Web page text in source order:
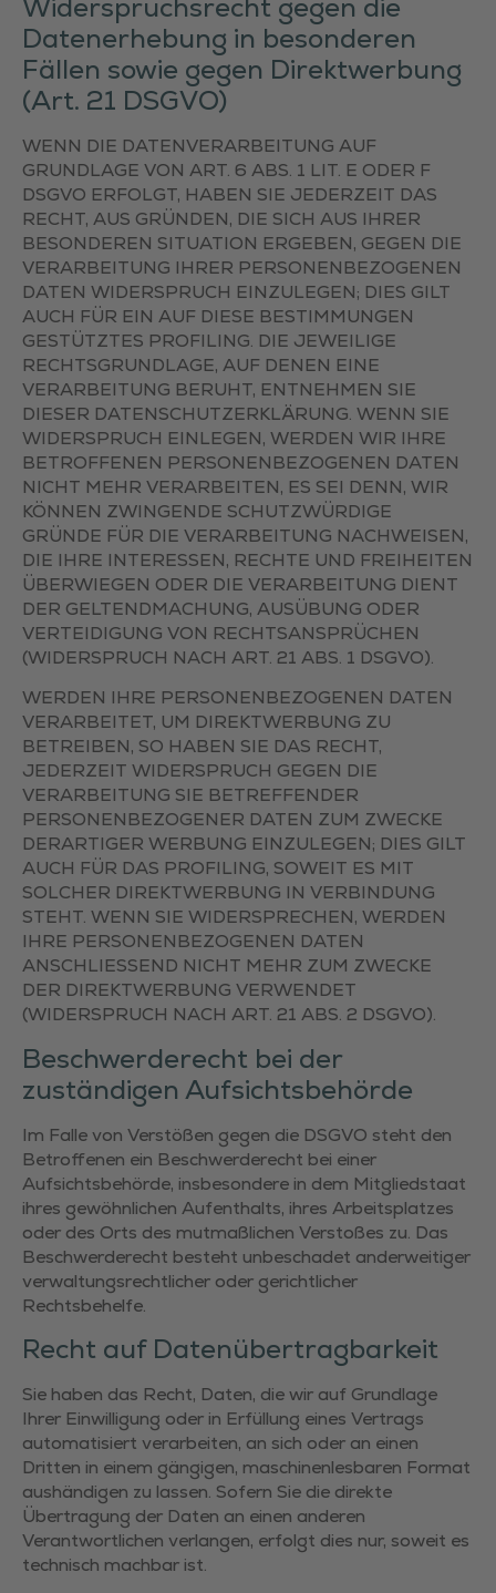
Widerspruchsrecht gegen die
Datenerhebung in besonderen
Fällen sowie gegen Direktwerbung
(Art. 21 DSGVO)
WENN DIE DATENVERARBEITUNG AUF
GRUNDLAGE VON ART. 6 ABS. 1 LIT. E ODER F
DSGVO ERFOLGT, HABEN SIE JEDERZEIT DAS
RECHT, AUS GRÜNDEN, DIE SICH AUS IHRER
BESONDEREN SITUATION ERGEBEN, GEGEN DIE
VERARBEITUNG IHRER PERSONENBEZOGENEN
DATEN WIDERSPRUCH EINZULEGEN; DIES GILT
AUCH FÜR EIN AUF DIESE BESTIMMUNGEN
GESTÜTZTES PROFILING. DIE JEWEILIGE
RECHTSGRUNDLAGE, AUF DENEN EINE
VERARBEITUNG BERUHT, ENTNEHMEN SIE
DIESER DATENSCHUTZERKLÄRUNG. WENN SIE
WIDERSPRUCH EINLEGEN, WERDEN WIR IHRE
BETROFFENEN PERSONENBEZOGENEN DATEN
NICHT MEHR VERARBEITEN, ES SEI DENN, WIR
KÖNNEN ZWINGENDE SCHUTZWÜRDIGE
GRÜNDE FÜR DIE VERARBEITUNG NACHWEISEN,
DIE IHRE INTERESSEN, RECHTE UND FREIHEITEN
ÜBERWIEGEN ODER DIE VERARBEITUNG DIENT
DER GELTENDMACHUNG, AUSÜBUNG ODER
VERTEIDIGUNG VON RECHTSANSPRÜCHEN
(WIDERSPRUCH NACH ART. 21 ABS. 1 DSGVO).
WERDEN IHRE PERSONENBEZOGENEN DATEN
VERARBEITET, UM DIREKTWERBUNG ZU
BETREIBEN, SO HABEN SIE DAS RECHT,
JEDERZEIT WIDERSPRUCH GEGEN DIE
VERARBEITUNG SIE BETREFFENDER
PERSONENBEZOGENER DATEN ZUM ZWECKE
DERARTIGER WERBUNG EINZULEGEN; DIES GILT
AUCH FÜR DAS PROFILING, SOWEIT ES MIT
SOLCHER DIREKTWERBUNG IN VERBINDUNG
STEHT. WENN SIE WIDERSPRECHEN, WERDEN
IHRE PERSONENBEZOGENEN DATEN
ANSCHLIESSEND NICHT MEHR ZUM ZWECKE
DER DIREKTWERBUNG VERWENDET
(WIDERSPRUCH NACH ART. 21 ABS. 2 DSGVO).
Beschwerde­recht bei der
zuständigen Aufsichts­behörde
Im Falle von Verstößen gegen die DSGVO steht den
Betroffenen ein Beschwerderecht bei einer
Aufsichtsbehörde, insbesondere in dem Mitgliedstaat
ihres gewöhnlichen Aufenthalts, ihres Arbeitsplatzes
oder des Orts des mutmaßlichen Verstoßes zu. Das
Beschwerderecht besteht unbeschadet anderweitiger
verwaltungsrechtlicher oder gerichtlicher
Rechtsbehelfe.
Recht auf Daten­übertrag­barkeit
Sie haben das Recht, Daten, die wir auf Grundlage
Ihrer Einwilligung oder in Erfüllung eines Vertrags
automatisiert verarbeiten, an sich oder an einen
Dritten in einem gängigen, maschinenlesbaren Format
aushändigen zu lassen. Sofern Sie die direkte
Übertragung der Daten an einen anderen
Verantwortlichen verlangen, erfolgt dies nur, soweit es
technisch machbar ist.